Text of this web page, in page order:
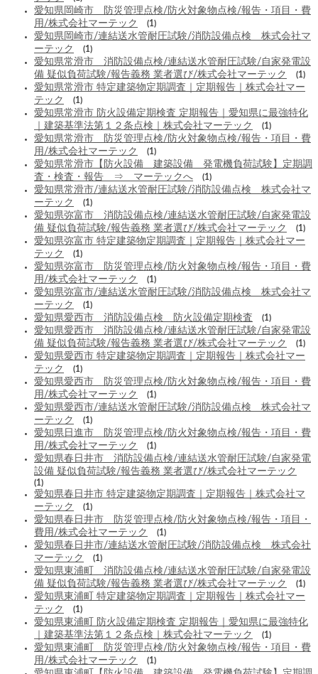
愛知県岡崎市 防災管理点検/防火対象物点検/報告・項目・費
用/株式会社マーテック
(1)
愛知県岡崎市/連結送水管耐圧試験/消防設備点検 株式会社マ
ーテック
(1)
愛知県常滑市 消防設備点検/連結送水管耐圧試験/自家発電設
備 疑似負荷試験/報告義務 業者選び/株式会社マーテック
(1)
愛知県常滑市 特定建築物定期調査｜定期報告｜株式会社マー
テック
(1)
愛知県常滑市 防火設備定期検査 定期報告｜愛知県に最強特化
｜建築基準法第１２条点検｜株式会社マーテック
(1)
愛知県常滑市 防災管理点検/防火対象物点検/報告・項目・費
用/株式会社マーテック
(1)
愛知県常滑市【防火設備 建築設備 発電機負荷試験】定期調
査・検査・報告 ⇒ マーテックへ
(1)
愛知県常滑市/連結送水管耐圧試験/消防設備点検 株式会社マ
ーテック
(1)
愛知県弥富市 消防設備点検/連結送水管耐圧試験/自家発電設
備 疑似負荷試験/報告義務 業者選び/株式会社マーテック
(1)
愛知県弥富市 特定建築物定期調査｜定期報告｜株式会社マー
テック
(1)
愛知県弥富市 防災管理点検/防火対象物点検/報告・項目・費
用/株式会社マーテック
(1)
愛知県弥富市/連結送水管耐圧試験/消防設備点検 株式会社マ
ーテック
(1)
愛知県愛西市 消防設備点検 防火設備定期検査 (1)
愛知県愛西市 消防設備点検/連結送水管耐圧試験/自家発電設
備 疑似負荷試験/報告義務 業者選び/株式会社マーテック
(1)
愛知県愛西市 特定建築物定期調査｜定期報告｜株式会社マー
テック
(1)
愛知県愛西市 防災管理点検/防火対象物点検/報告・項目・費
用/株式会社マーテック
(1)
愛知県愛西市/連結送水管耐圧試験/消防設備点検 株式会社マ
ーテック
(1)
愛知県日進市 防災管理点検/防火対象物点検/報告・項目・費
用/株式会社マーテック
(1)
愛知県春日井市 消防設備点検/連結送水管耐圧試験/自家発電
設備 疑似負荷試験/報告義務 業者選び/株式会社マーテック
(1)
愛知県春日井市 特定建築物定期調査｜定期報告｜株式会社マ
ーテック
(1)
愛知県春日井市 防災管理点検/防火対象物点検/報告・項目・
費用/株式会社マーテック
(1)
愛知県春日井市/連結送水管耐圧試験/消防設備点検 株式会社
マーテック
(1)
愛知県東浦町 消防設備点検/連結送水管耐圧試験/自家発電設
備 疑似負荷試験/報告義務 業者選び/株式会社マーテック
(1)
愛知県東浦町 特定建築物定期調査｜定期報告｜株式会社マー
テック
(1)
愛知県東浦町 防火設備定期検査 定期報告｜愛知県に最強特化
｜建築基準法第１２条点検｜株式会社マーテック
(1)
愛知県東浦町 防災管理点検/防火対象物点検/報告・項目・費
用/株式会社マーテック
(1)